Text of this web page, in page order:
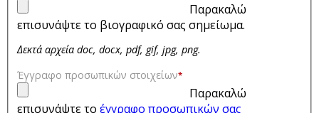
Παρακαλώ
επισυνάψτε το βιογραφικό σας σημείωμα.
Δεκτά αρχεία doc, docx, pdf, gif, jpg, png.
Έγγραφο προσωπικών στοιχείων*
Παρακαλώ
επισυνάψτε το έγγραφο προσωπικών σας